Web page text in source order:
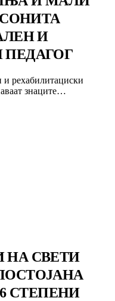
И
ПЕДАГОГ
и рехабилитациски
знаците…
СВЕТИ
СТЕПЕНИ